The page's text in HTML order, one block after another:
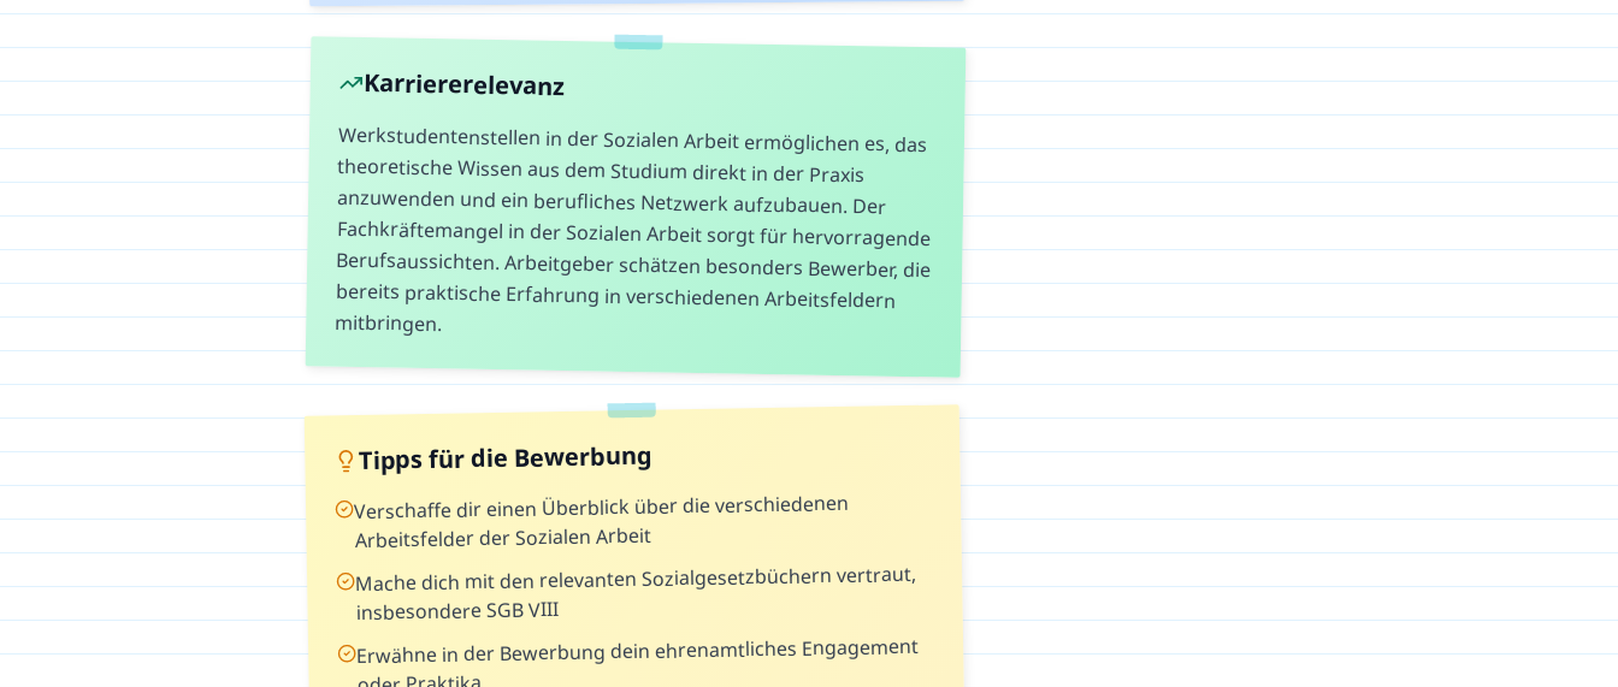
Karriererelevanz
Werkstudentenstellen in der Sozialen Arbeit ermöglichen es, das
theoretische Wissen aus dem Studium direkt in der Praxis
anzuwenden und ein berufliches Netzwerk aufzubauen. Der
Fachkräftemangel in der Sozialen Arbeit sorgt für hervorragende
Berufsaussichten. Arbeitgeber schätzen besonders Bewerber, die
bereits praktische Erfahrung in verschiedenen Arbeitsfeldern
mitbringen.
Tipps für die Bewerbung
Verschaffe dir einen Überblick über die verschiedenen
Arbeitsfelder der Sozialen Arbeit
Mache dich mit den relevanten Sozialgesetzbüchern vertraut,
insbesondere SGB VIII
Erwähne in der Bewerbung dein ehrenamtliches Engagement